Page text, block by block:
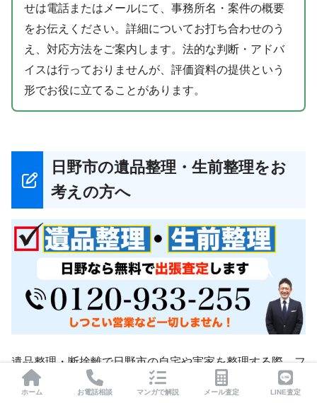
せは電話またはメールにて、事務所名・案件の概要
をお伝えください。詳細についてお打ち合わせのう
え、対応方法をご案内します。法的な判断・アドバ
イスは行っておりませんが、評価資料の提供という
形でお役に立てることがあります。
日野市の遺品整理・生前整理をお
考えの方へ
遺品整理・断捨離で日野市の自宅や実家を整理する際、フ
ィルムカメラ・中判カメラ・レンズ・付属品が出てきたと
ホーム お電話相談 マンガで解説 メール査定 LINE査定